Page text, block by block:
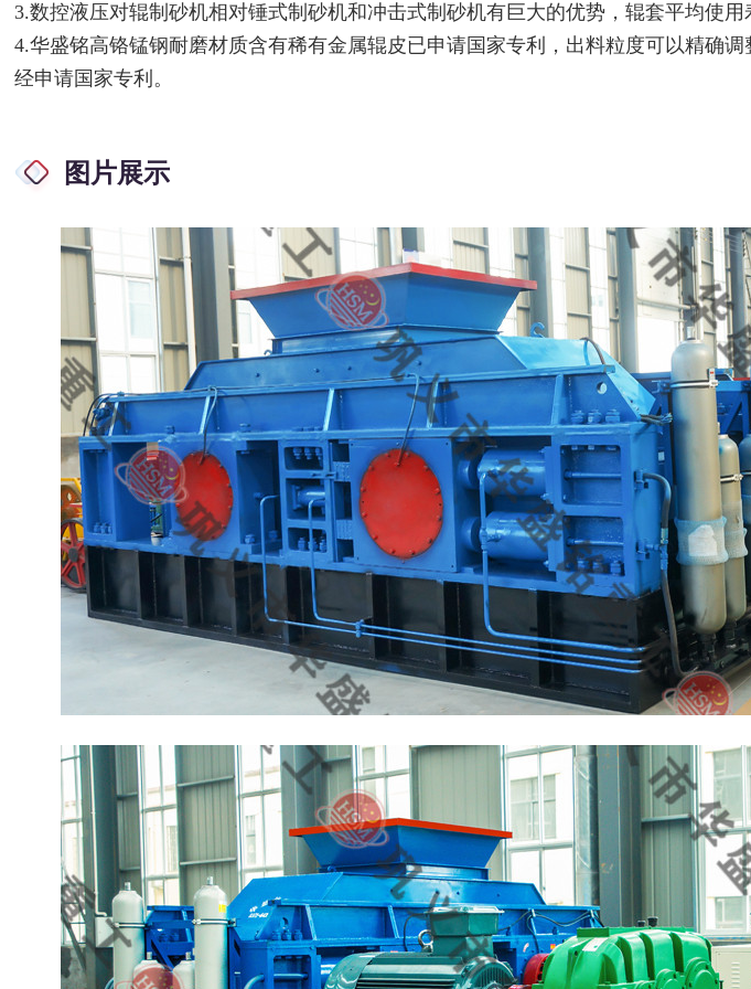
3.数控液压对辊制砂机相对锤式制砂机和冲击式制砂机有巨大的优势，辊套平均使用
4.华盛铭高铬锰钢耐磨材质含有稀有金属辊皮已申请国家专利，出料粒度可以精确
经申请国家专利。
图片展示